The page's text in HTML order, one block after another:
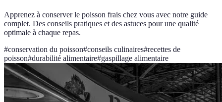
Apprenez à conserver le poisson frais chez vous avec notre guide
complet. Des conseils pratiques et des astuces pour une qualité
optimale à chaque repas.
#conservation du poisson#conseils culinaires#recettes de
poisson#durabilité alimentaire#gaspillage alimentaire